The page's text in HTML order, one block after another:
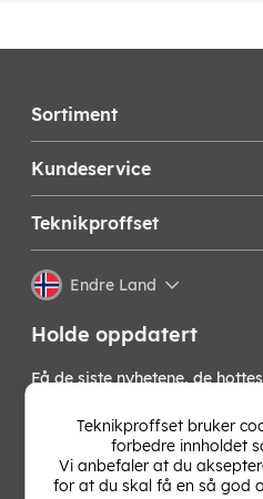
Sortiment
Kundeservice
Teknikproffset
Endre Land
Holde oppdatert
Få de siste nyhetene, de
nyhetsbrev!
Teknikproffset bruker
forbedre innholdet
Vi anbefaler at du
for at du skal få en så god